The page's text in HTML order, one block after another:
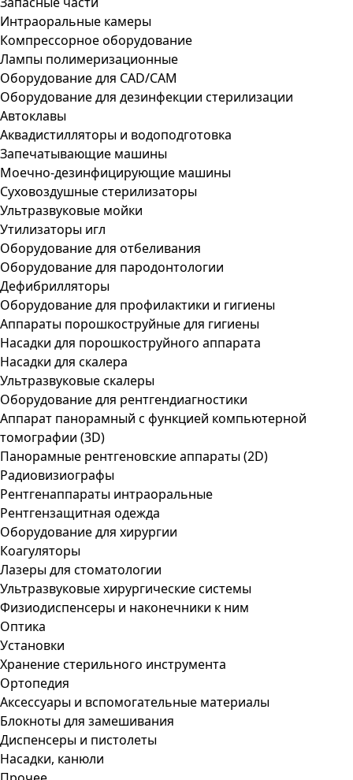
Интраоральные камеры
Компрессорное оборудование
Лампы полимеризационные
Оборудование для CAD/CAM
Оборудование для дезинфекции стерилизации
Автоклавы
Аквадистилляторы и водоподготовка
Запечатывающие машины
Моечно-дезинфицирующие машины
Суховоздушные стерилизаторы
Ультразвуковые мойки
Утилизаторы игл
Оборудование для отбеливания
Оборудование для пародонтологии
Дефибрилляторы
Оборудование для профилактики и гигиены
Аппараты порошкоструйные для гигиены
Насадки для порошкоструйного аппарата
Насадки для скалера
Ультразвуковые скалеры
Оборудование для рентгендиагностики
Аппарат панорамный с функцией компьютерной
томографии (3D)
Панорамные рентгеновские аппараты (2D)
Радиовизиографы
Рентгенаппараты интраоральные
Рентгензащитная одежда
Оборудование для хирургии
Коагуляторы
Лазеры для стоматологии
Ультразвуковые хирургические системы
Физиодиспенсеры и наконечники к ним
Оптика
Установки
Хранение стерильного инструмента
Ортопедия
Аксессуары и вспомогательные материалы
Блокноты для замешивания
Диспенсеры и пистолеты
Насадки, канюли